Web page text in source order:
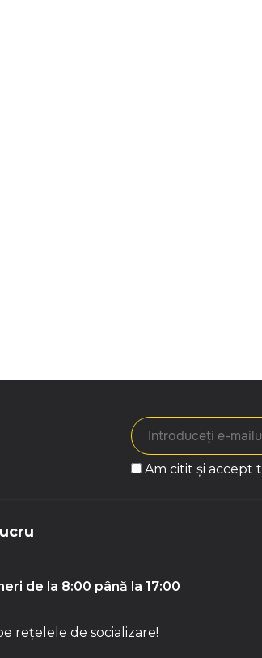
Am citit și accept
de la 8:00 până la 17:00
rețelele de socializare!